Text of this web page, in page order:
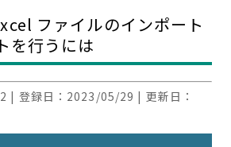
ファイルのインポート
を行うには
| 登録日： 2023/05/29 | 更新日：